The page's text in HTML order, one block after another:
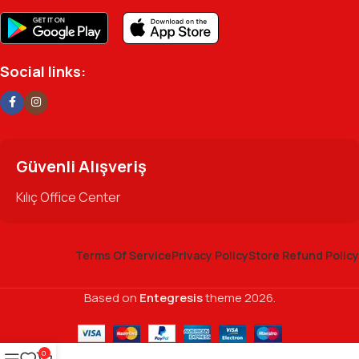
Social links:
Güvenli Alışveriş
Kılıç Office Center
Terms Of ServicePrivacy PolicyStore Refund Policy
Based on Entegresistheme2026.
0